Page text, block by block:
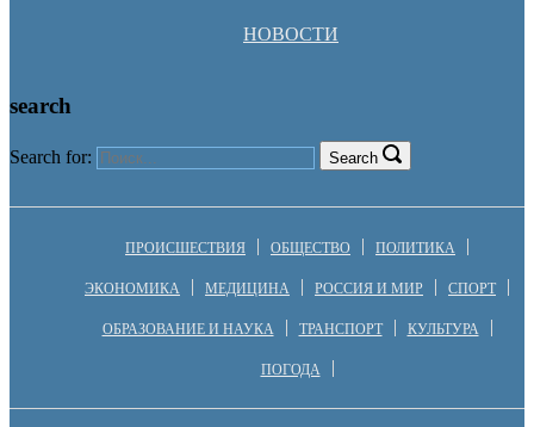
НОВОСТИ
search
Search for: Search
ПРОИСШЕСТВИЯ ОБЩЕСТВО ПОЛИТИКА
ЭКОНОМИКА МЕДИЦИНА РОССИЯ И МИР СПОРТ
ОБРАЗОВАНИЕ И НАУКА ТРАНСПОРТ КУЛЬТУРА
ПОГОДА